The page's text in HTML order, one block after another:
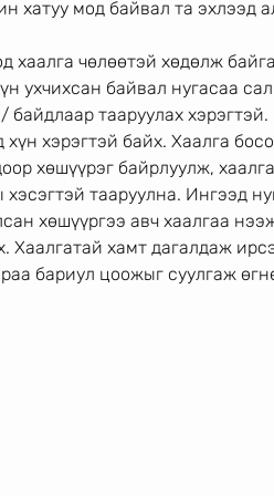
хатуу мод байвал та эхлээд
хаалга чөлөөтэй хөдөлж
ухчихсан байвал нугасаа
тааруулах хэрэгтэй.
хэрэгтэй байх. Хаалга
хөшүүрэг байрлуулж,
тааруулна. Ингээд
хөшүүргээ авч хаалгаа
Хаалгатай хамт дагалдаж
бариул цоожыг суулгаж